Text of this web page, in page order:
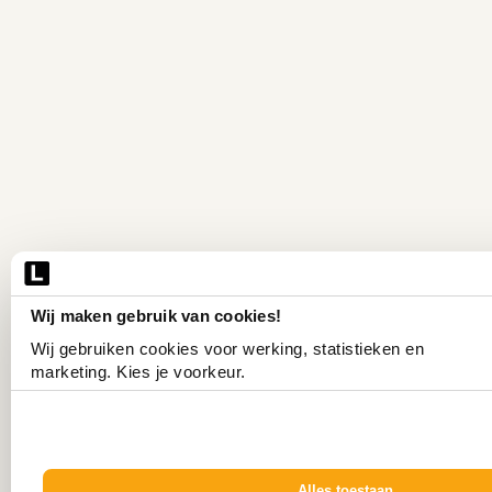
Wij maken gebruik van cookies!
Wij gebruiken cookies voor werking, statistieken en
marketing. Kies je voorkeur.